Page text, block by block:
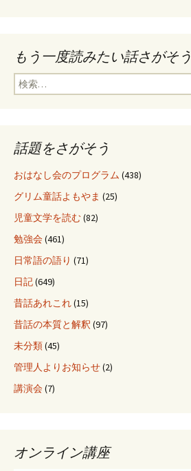
もう一度読みたい話さがそう
検
索
話題をさがそう
おはなし会のプログラム (438)
グリム童話よもやま (25)
児童文学を読む(82)
勉強会(461)
日常語の語り (71)
日記(649)
昔話あれこれ(15)
昔話の本質と解釈 (97)
未分類(45)
管理人よりお知らせ(2)
講演会(7)
オンライン講座